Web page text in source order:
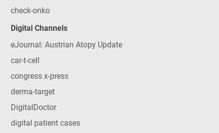
check-onko
Digital Channels
eJournal: Austrian Atopy Update
car-t-cell
congress x-press
derma-target
DigitalDoctor
digital patient cases